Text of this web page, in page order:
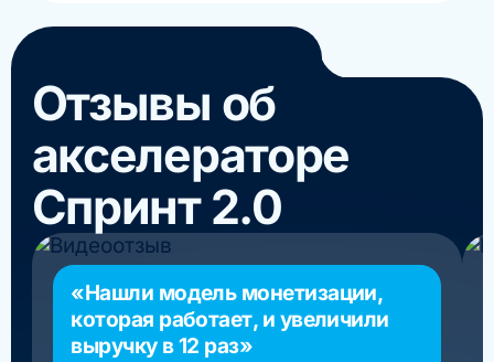
Отзывы об
акселераторе
Спринт 2.0
«Нашли модель монетизации,
которая работает, и увеличили
выручку в 12 раз»